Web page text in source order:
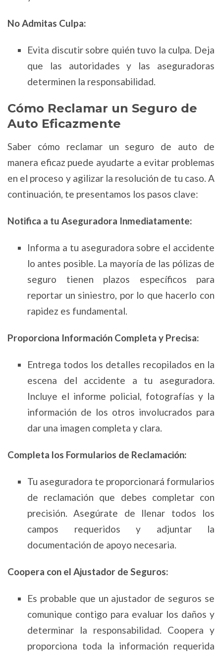
No Admitas Culpa:
Evita discutir sobre quién tuvo la culpa. Deja
que las autoridades y las aseguradoras
determinen la responsabilidad.
Cómo Reclamar un Seguro de
Auto Eficazmente
Saber cómo reclamar un seguro de auto de
manera eficaz puede ayudarte a evitar problemas
en el proceso y agilizar la resolución de tu caso. A
continuación, te presentamos los pasos clave:
Notifica a tu Aseguradora Inmediatamente:
Informa a tu aseguradora sobre el accidente
lo antes posible. La mayoría de las pólizas de
seguro tienen plazos específicos para
reportar un siniestro, por lo que hacerlo con
rapidez es fundamental.
Proporciona Información Completa y Precisa:
Entrega todos los detalles recopilados en la
escena del accidente a tu aseguradora.
Incluye el informe policial, fotografías y la
información de los otros involucrados para
dar una imagen completa y clara.
Completa los Formularios de Reclamación:
Tu aseguradora te proporcionará formularios
de reclamación que debes completar con
precisión. Asegúrate de llenar todos los
campos requeridos y adjuntar la
documentación de apoyo necesaria.
Coopera con el Ajustador de Seguros:
Es probable que un ajustador de seguros se
comunique contigo para evaluar los daños y
determinar la responsabilidad. Coopera y
proporciona toda la información requerida